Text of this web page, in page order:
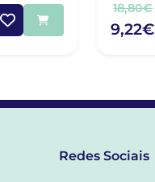
18,80€
9,22€
Redes Sociais